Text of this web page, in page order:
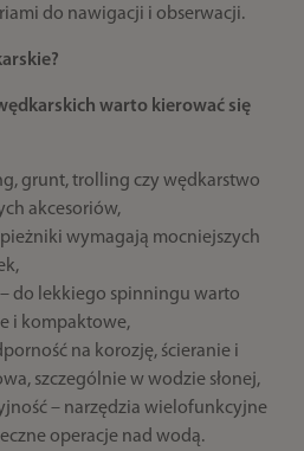
do nawigacji i obserwacji.
warto kierować się
grunt, trolling czy wędkarstwo
akcesoriów,
wymagają mocniejszych
do lekkiego spinningu warto
i kompaktowe,
na korozję, ścieranie i
szczególnie w wodzie słonej,
– narzędzia wielofunkcyjne
operacje nad wodą.